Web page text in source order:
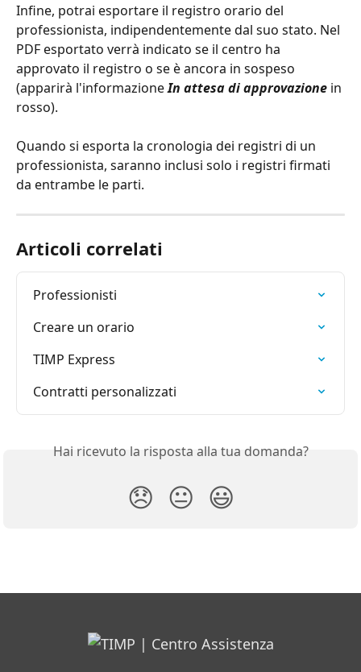
Infine, potrai esportare il registro orario del
professionista, indipendentemente dal suo stato. Nel
PDF esportato verrà indicato se il centro ha
approvato il registro o se è ancora in sospeso
(apparirà l'informazione In attesa di approvazione in
rosso).
Quando si esporta la cronologia dei registri di un
professionista, saranno inclusi solo i registri firmati
da entrambe le parti.
Articoli correlati
Professionisti
Creare un orario
TIMP Express
Contratti personalizzati
Hai ricevuto la risposta alla tua domanda?
😞 😐 😃